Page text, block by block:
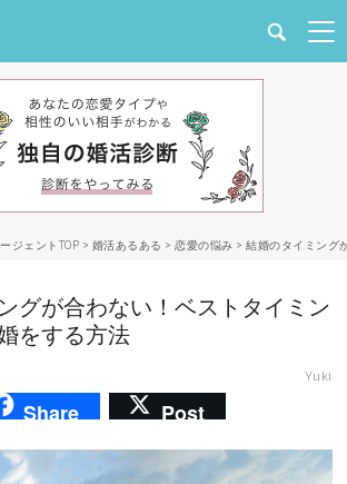
ジェントTOP > 婚活あるある > 恋愛の悩み > 結婚のタイミング
グが合わない！ベストタイミン
をする方法
Yuki
Share Post